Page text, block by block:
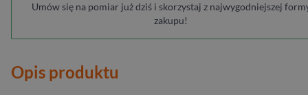
Umów się na pomiar już dziś i skorzystaj z najwygodniejszej
zakupu!
Opis produktu